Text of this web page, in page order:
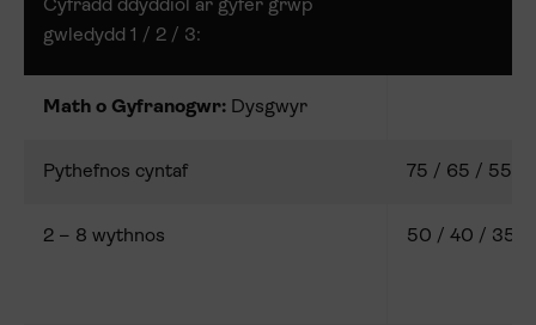
Cyfradd ddyddiol ar gyfer grŵp
gwledydd 1 / 2 / 3:
Math o Gyfranogwr: Dysgwyr
Pythefnos cyntaf 75 / 65 / 55
2 – 8 wythnos 50 / 40 / 35